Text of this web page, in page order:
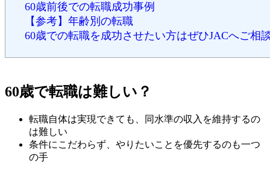
60歳前後での転職成功事例
【参考】年齢別の転職
60歳での転職を成功させたい方はぜひJACへご相
60歳で転職は難しい？
転職自体は実現できても、同水準の収入を維持するの
は難しい
条件にこだわらず、やりたいことを優先するのも一つ
の手